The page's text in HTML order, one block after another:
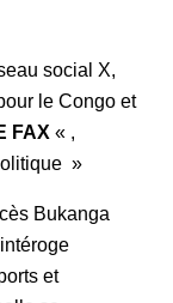
social X,
le Congo et
FAX « ,
»
Bukanga
et